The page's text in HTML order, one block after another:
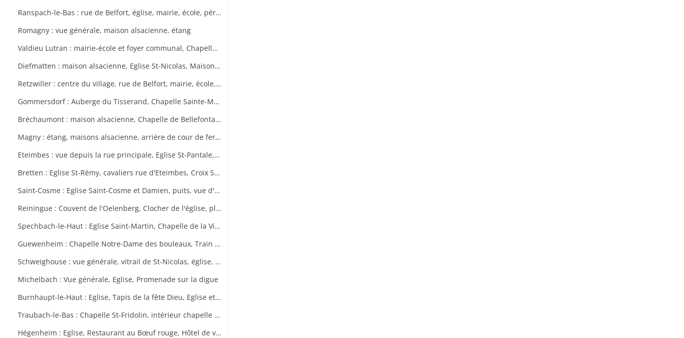
Ranspach-le-Bas : rue de Belfort, église, mairie, école, périscolaire, platanes plantés sous Napoléon
Romagny : vue générale, maison alsacienne, étang
Valdieu Lutran : mairie-école et foyer communal, Chapelle Notre Dame de la Pitié, calvaire, échelle d'écluses sens Valdieu-Retzwiller
Diefmatten : maison alsacienne, Eglise St-Nicolas, Maison natale Barthélémy Gross
Retzwiller : centre du village, rue de Belfort, mairie, école, décors floraux
Gommersdorf : Auberge du Tisserand, Chapelle Sainte-Marguerite, Calvaire rue des Tilleuls
Bréchaumont : maison alsacienne, Chapelle de Bellefontaine, rue de l'église, M.A.R.P.A. (Maison d'accueil rurale pour personne âgées)
Magny : étang, maisons alsacienne, arrière de cour de ferme
Eteimbes : vue depuis la rue principale, Eglise St-Pantale, maison alsacienne
Bretten : Eglise St-Rémy, cavaliers rue d'Eteimbes, Croix St-Eloi
Saint-Cosme : Eglise Saint-Cosme et Damien, puits, vue d'ensemble, ancien presbytère, mairie
Reiningue : Couvent de l'Oelenberg, Clocher de l'église, plan d'eau, cour de ferme
Spechbach-le-Haut : Eglise Saint-Martin, Chapelle de la Vierge, Christ du dimanche des rameaux sur l'âne, Vierge de la Pitié
Guewenheim : Chapelle Notre-Dame des bouleaux, Train de la Doller, lavoir, pierre borne, mur cimetière, Calvaire 1857 avec décorations florales
Schweighouse : vue générale, vitrail de St-Nicolas, église, la Doller
Michelbach : Vue générale, Eglise, Promenade sur la digue
Burnhaupt-le-Haut : Eglise, Tapis de la fête Dieu, Eglise et école, Office de la fête Dieu
Traubach-le-Bas : Chapelle St-Fridolin, intérieur chapelle et tableau, Ecole, rue principale
Hégenheim : Eglise, Restaurant au Bœuf rouge, Hôtel de ville, décors floraux